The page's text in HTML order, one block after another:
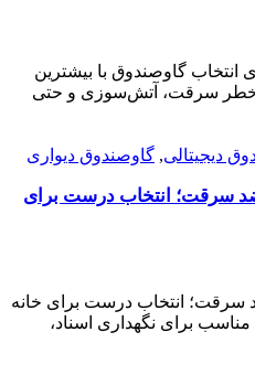
انتخاب گاوصندوق با بیشترین
خطر سرقت، آتش‌سوزی و حتی
دیجیتالی, گاوصندوق دیواری
سرقت؛ انتخاب درست برای
انتخاب درست برای خانه
برای نگهداری اسناد،